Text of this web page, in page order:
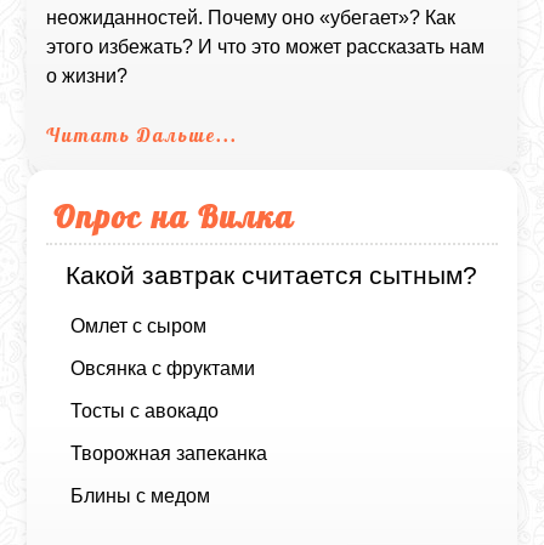
неожиданностей. Почему оно «убегает»? Как
этого избежать? И что это может рассказать нам
о жизни?
Читать Дальше...
Опрос на Вилка
Какой завтрак считается сытным?
Омлет с сыром
Овсянка с фруктами
Тосты с авокадо
Творожная запеканка
Блины с медом